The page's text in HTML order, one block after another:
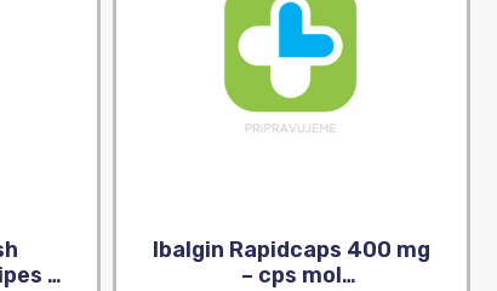
–
Ibalgin Rapidcaps 400 mg
– cps mol